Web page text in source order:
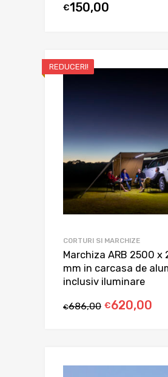
€150,00
REDUCERI!
CORTURI SI MARCHIZE
Marchiza ARB 2500 x
mm in carcasa de
inclusiv iluminare
€686,00 €620,00